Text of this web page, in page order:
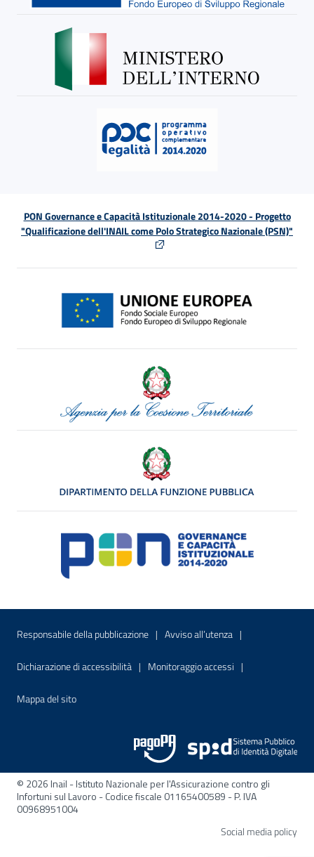
PON Governance e Capacità Istituzionale 2014-2020 - Progetto
"Qualificazione dell'INAIL come Polo Strategico Nazionale (PSN)"
Menu di servizio
Responsabile della pubblicazione Sito interno - Apre in una nuova
Avviso all’utenza Sito interno -
Dichiarazione di accessibilità Sito interno - Apre in una nuova finestra
Monitoraggio accessi Sito interno -
Mappa del sitoSito interno - Apre nella stessa finestra
© 2026 Inail - Istituto Nazionale per l'Assicurazione contro gli
Infortuni sul Lavoro - Codice fiscale 01165400589 - P. IVA
00968951004
Social media policy